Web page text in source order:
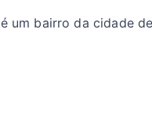
é um bairro da cidade de